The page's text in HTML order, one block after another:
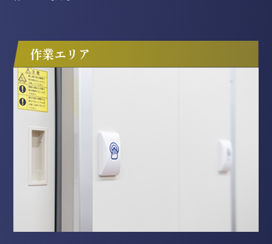
作業エリア